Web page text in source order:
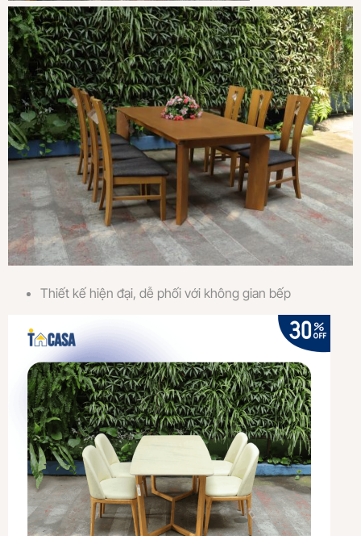
Thiết kế hiện đại, dễ phối với không gian bếp